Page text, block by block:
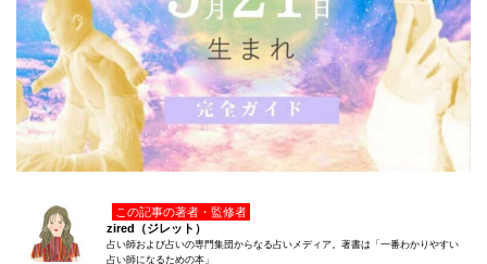
この記事の著者・監修者
zired（ジレット）
占い師および占いの専門集団からなる占いメディア。著書は「一番わかりやすい
占い師になるための本」